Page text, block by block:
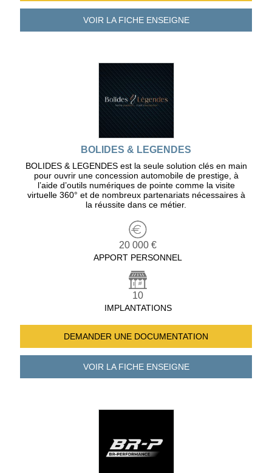
VOIR LA FICHEENSEIGNE
BOLIDES & LEGENDES
BOLIDES & LEGENDES est la seule solution clés en main
pour ouvrir une concession automobile de prestige, à
l’aide d’outils numériques de pointe comme la visite
virtuelle 360° et de nombreux partenariats nécessaires à
la réussite dans ce métier.
20 000 €
APPORT PERSONNEL
10
IMPLANTATIONS
DEMANDER UNE DOCUMENTATION
VOIR LA FICHEENSEIGNE